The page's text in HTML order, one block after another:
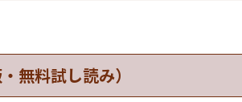
無料試し読み）